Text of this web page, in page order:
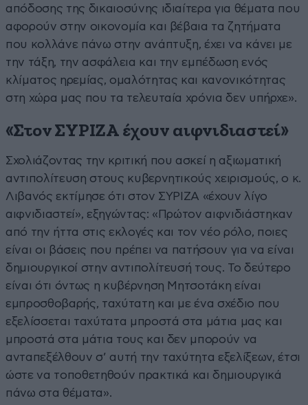
απόδοσης της δικαιοσύνης ιδιαίτερα για θέματα που
αφορούν στην οικονομία και βέβαια τα ζητήματα
που κολλάνε πάνω στην ανάπτυξη, έχει να κάνει με
την τάξη, την ασφάλεια και την εμπέδωση ενός
κλίματος ηρεμίας, ομαλότητας και κανονικότητας
στη χώρα μας που τα τελευταία χρόνια δεν υπήρχε».
«Στον ΣΥΡΙΖΑ έχουν αιφνιδιαστεί»
Σχολιάζοντας την κριτική που ασκεί η αξιωματική
αντιπολίτευση στους κυβερνητικούς χειρισμούς, ο κ.
Λιβανός εκτίμησε ότι στον ΣΥΡΙΖΑ «έχουν λίγο
αιφνιδιαστεί», εξηγώντας: «Πρώτον αιφνιδιάστηκαν
από την ήττα στις εκλογές και τον νέο ρόλο, ποιες
είναι οι βάσεις που πρέπει να πατήσουν για να είναι
δημιουργικοί στην αντιπολίτευσή τους. Το δεύτερο
είναι ότι όντως η κυβέρνηση Μητσοτάκη είναι
εμπροσθοβαρής, ταχύτατη και με ένα σχέδιο που
εξελίσσεται ταχύτατα μπροστά στα μάτια μας και
μπροστά στα μάτια τους και δεν μπορούν να
ανταπεξέλθουν σ’ αυτή την ταχύτητα εξελίξεων, έτσι
ώστε να τοποθετηθούν πρακτικά και δημιουργικά
πάνω στα θέματα».